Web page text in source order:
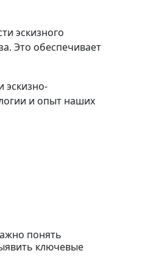
эскизного
Это обеспечивает
эскизно-
и опыт наших
понять
ключевые